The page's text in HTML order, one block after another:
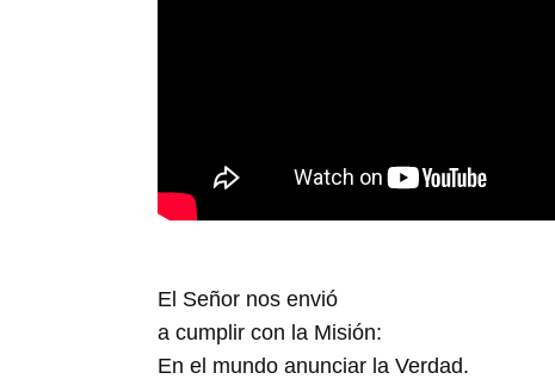
El Señor nos envió
a cumplir con la Misión:
En el mundo anunciar la Verdad.